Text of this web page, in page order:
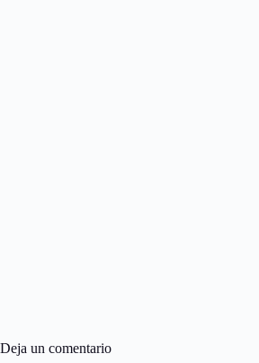
Deja un comentario